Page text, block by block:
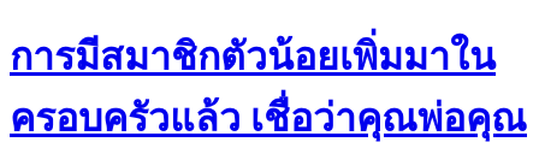
การมีสมาชิกตัวน้อยเพิ่มมาใน
ครอบครัวแล้ว เชื่อว่าคุณพ่อคุณ